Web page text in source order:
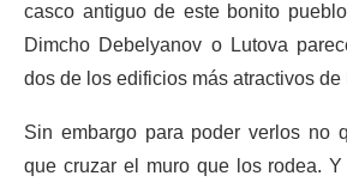
casco antiguo de este bonito
Dimcho Debelyanov o Lutova
dos de los edificios más atractivos de
Sin embargo para poder verlos no
que cruzar el muro que los rodea.